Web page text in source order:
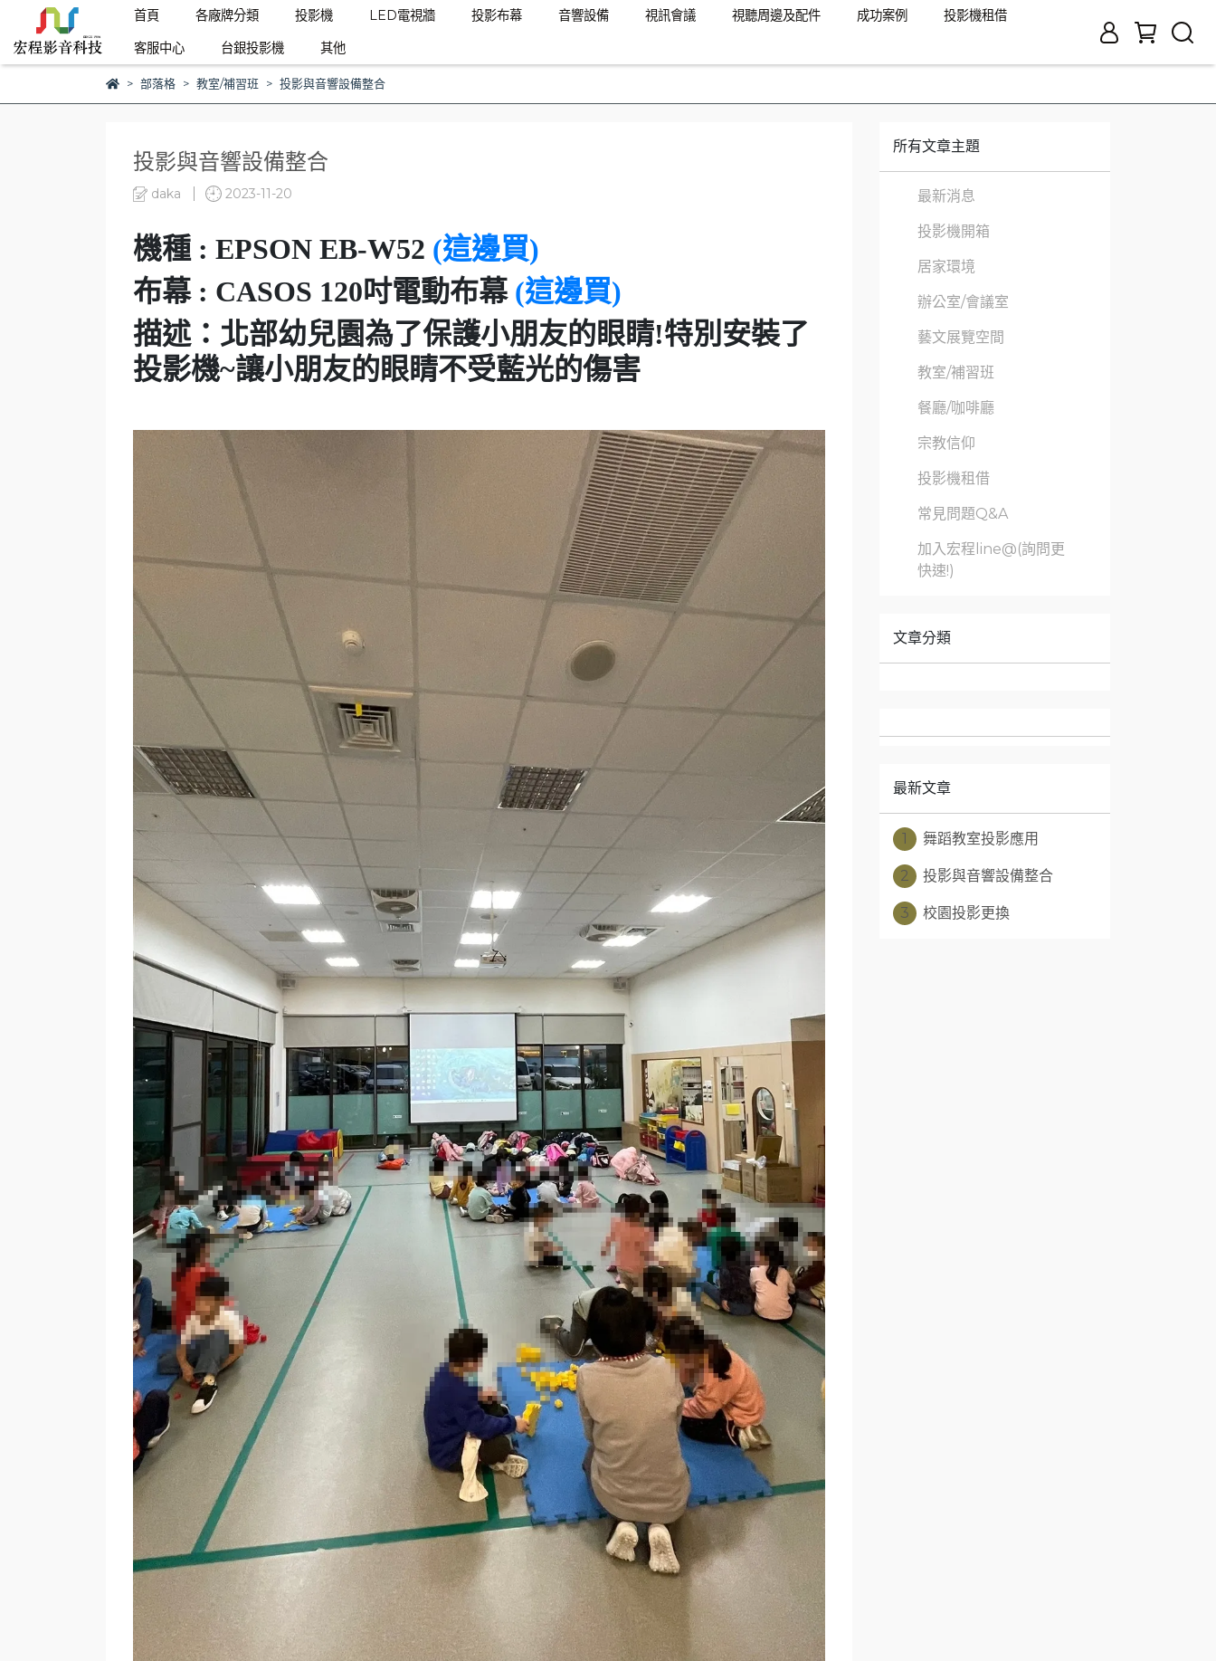
首頁 各廠牌分類 投影機 LED電視牆 投影布幕 音響設備 視訊會議 視聽周邊及配件 成功案例
投影機租借
客服中心
台銀投影機 其他
部落格 教室/補習班 投影與音響設備整合
投影與音響設備整合
daka 2023-11-20
機種 : EPSON EB-W52 (這邊買)
布幕 : CASOS 120吋電動布幕 (這邊買)
描述：北部幼兒園為了保護小朋友的眼睛!特別安裝了
投影機~讓小朋友的眼睛不受藍光的傷害
所有文章主題
最新消息
投影機開箱
居家環境
辦公室/會議室
藝文展覽空間
教室/補習班
餐廳/咖啡廳
宗教信仰
投影機租借
常見問題Q&A
加入宏程line@(詢問更
快速!)
文章分類
最新文章
1 舞蹈教室投影應用
2 投影與音響設備整合
3 校園投影更換